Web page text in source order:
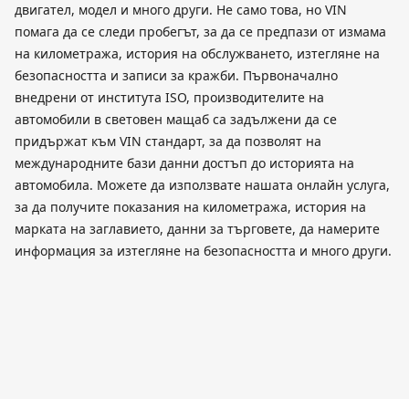
двигател, модел и много други. Не само това, но VIN
помага да се следи пробегът, за да се предпази от измама
на километража, история на обслужването, изтегляне на
безопасността и записи за кражби. Първоначално
внедрени от института ISO, производителите на
автомобили в световен мащаб са задължени да се
придържат към VIN стандарт, за да позволят на
международните бази данни достъп до историята на
автомобила. Можете да използвате нашата онлайн услуга,
за да получите показания на километража, история на
марката на заглавието, данни за търговете, да намерите
информация за изтегляне на безопасността и много други.